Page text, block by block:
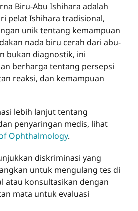
Biru-Abu Ishihara adalah
pelat Ishihara tradisional,
unik tentang kemampuan
nada biru cerah dari abu-
bukan diagnostik, ini
berharga tentang persepsi
reaksi, dan kemampuan
lebih lanjut tentang
penyaringan medis, lihat
Ophthalmology.
diskriminasi yang
untuk mengulang tes di
atau konsultasikan dengan
mata untuk evaluasi